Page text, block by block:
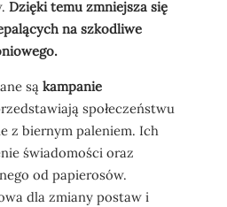
Dzięki temu zmniejsza się
na szkodliwe
są kampanie
społeczeństwu
z biernym paleniem. Ich
świadomości oraz
od papierosów.
dla zmiany postaw i